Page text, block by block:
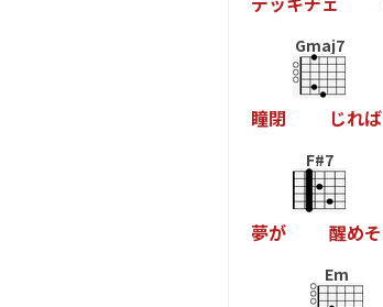
瞳閉
Gmaj7
じれば
夢が
F#7
醒めそ
Em